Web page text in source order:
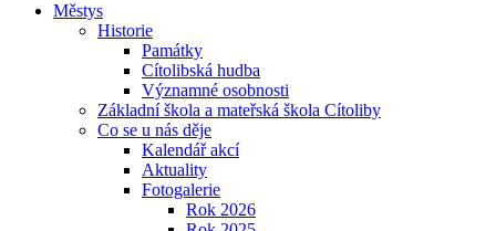
Městys
Historie
Památky
Cítolibská hudba
Významné osobnosti
Základní škola a mateřská škola Cítoliby
Co se u nás děje
Kalendář akcí
Aktuality
Fotogalerie
Rok 2026